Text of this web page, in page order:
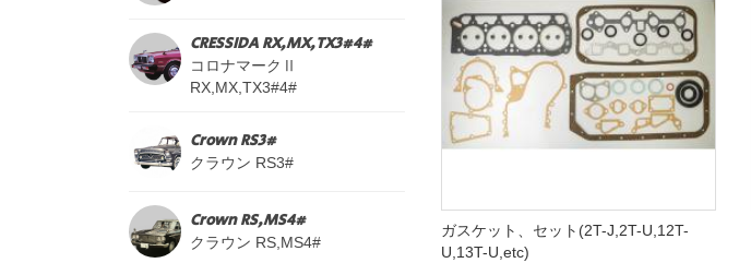
CRESSIDA RX,MX,TX3#4#
コロナマークⅡ
RX,MX,TX3#4#
Crown RS3#
クラウン RS3#
Crown RS,MS4#
クラウン RS,MS4#
ガスケット、セット(2T-J,2T-U,12T-
U,13T-U,etc)